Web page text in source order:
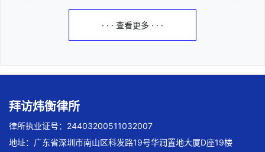
· · · 查看更多 · · ·
拜访炜衡律所
律所执业证号：24403200511032007
地址：广东省深圳市南山区科发路19号华润置地大厦D座19楼